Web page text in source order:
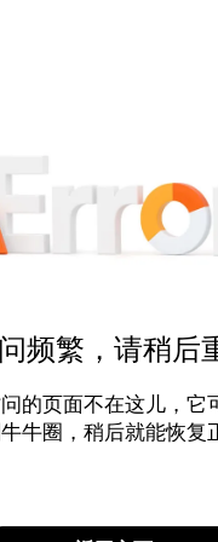
频繁，请稍后
的页面不在这儿，它
牛圈，稍后就能恢复